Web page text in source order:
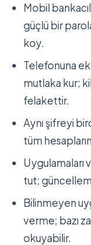
Mobil
güçlü bir
koy.
Telefonuna
mutlaka kur;
felakettir.
Aynı şifreyi
tüm
tut;
Bilinmeyen
verme; bazı
okuyabilir.